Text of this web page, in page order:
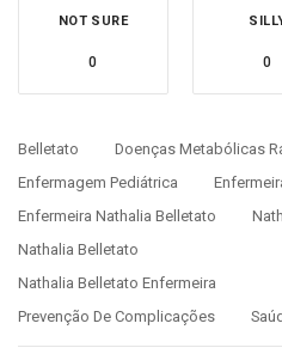
NOT SURE
0 0
Belletato
Doenças Metabólicas
Enfermagem Pediátrica
Enfermeira Nathalia Belletato
Nathalia Belletato
Nathalia Belletato Enfermeira
Prevenção De Complicações